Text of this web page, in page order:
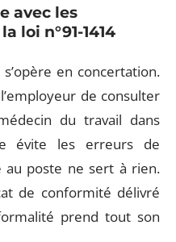
avec les
loi n°91-1414
en concertation.
de consulter
du travail dans
évite les erreurs de
au poste ne sert à rien.
de conformité délivré
prend tout son